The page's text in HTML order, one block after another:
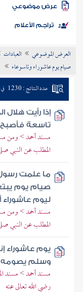
الكتب
موضوعي
تراجم الأعلام
العرض الموضوعي العبادات
صيام يوم عاشوراء وتاسوعاء
عدد النتائج : 1230
إذا رأيت
تاسعة فأصبح
مسند أحمد > ومن
المطلب عن النبي
ما علمت
صيام يوم
ليوم عاشوراء
مسند أحمد > ومن
المطلب عن النبي
يوم عاشوراء
وسلم يصومه
مسند أحمد > مسند
رضي الله تعالى عنه